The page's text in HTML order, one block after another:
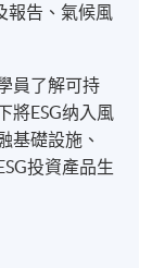
報告、氣候風
員了解可持
將ESG纳入風
基礎設施、
投資產品生